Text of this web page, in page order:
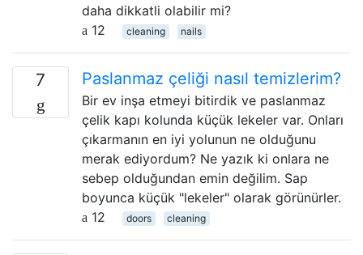
daha dikkatli olabilir mi?
12
cleaning nails
7 Paslanmaz çeliği nasıl temizlerim?
Bir ev inşa etmeyi bitirdik ve paslanmaz
çelik kapı kolunda küçük lekeler var. Onları
çıkarmanın en iyi yolunun ne olduğunu
merak ediyordum? Ne yazık ki onlara ne
sebep olduğundan emin değilim. Sap
boyunca küçük "lekeler" olarak görünürler.
12
doors cleaning